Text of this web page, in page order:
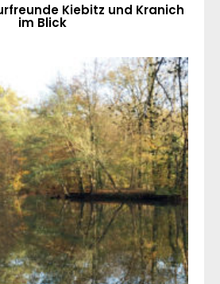
Kiebitz und Kranich
im Blick